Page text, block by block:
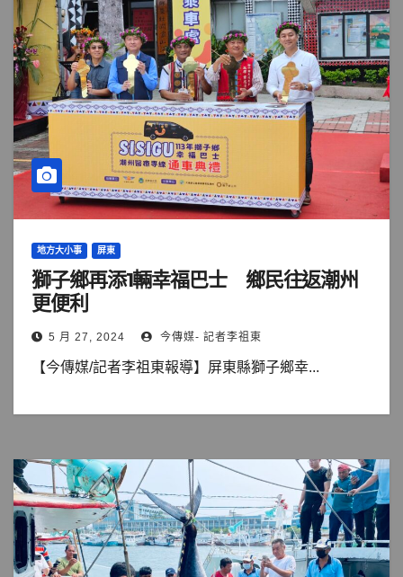
地方大小事 屏東
獅子鄉再添1輛幸福巴士 鄉民往返潮州
更便利
5 月 27, 2024 今傳媒- 記者李祖東
【今傳媒/記者李祖東報導】屏東縣獅子鄉幸...